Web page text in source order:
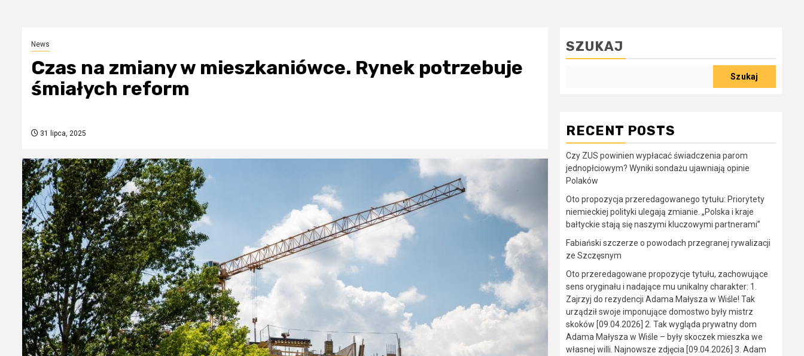
News
Czas na zmiany w mieszkaniówce. Rynek potrzebuje
śmiałych reform
31 lipca, 2025
SZUKAJ
Szukaj
RECENT POSTS
Czy ZUS powinien wypłacać świadczenia parom
jednopłciowym? Wyniki sondażu ujawniają opinie
Polaków
Oto propozycja przeredagowanego tytułu: Priorytety
niemieckiej polityki ulegają zmianie. „Polska i kraje
bałtyckie stają się naszymi kluczowymi partnerami”
Fabiański szczerze o powodach przegranej rywalizacji
ze Szczęsnym
Oto przeredagowane propozycje tytułu, zachowujące
sens oryginału i nadające mu unikalny charakter: 1.
Zajrzyj do rezydencji Adama Małysza w Wiśle! Tak
urządził swoje imponujące domostwo były mistrz
skoków [09.04.2026] 2. Tak wygląda prywatny dom
Adama Małysza w Wiśle – były skoczek mieszka we
własnej willi. Najnowsze zdjęcia [09.04.2026] 3. Adam